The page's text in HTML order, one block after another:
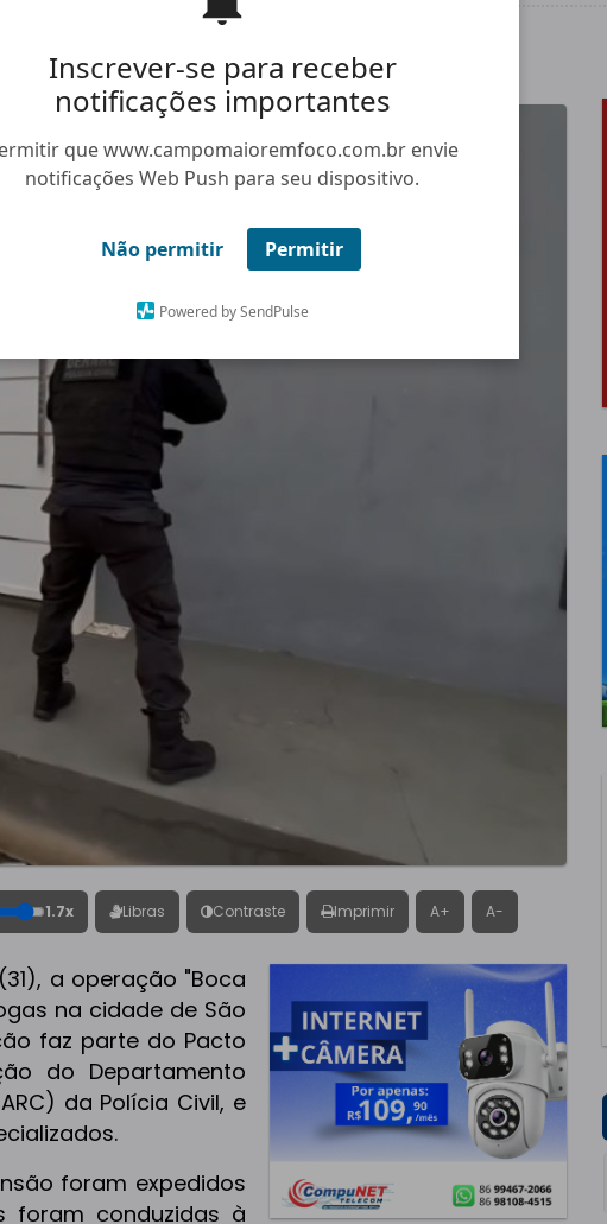
Inscrever-se para receber
notificações importantes
que www.campomaioremfoco.com.br envie
notificações Web Push para seu dispositivo.
Não permitir Permitir
Powered by SendPulse
1.7x Libras Contraste Imprimir A+ A-
a operação "Boca
na cidade de São
faz parte do Pacto
do Departamento
da Polícia Civil, e
foram expedidos
foram conduzidas à